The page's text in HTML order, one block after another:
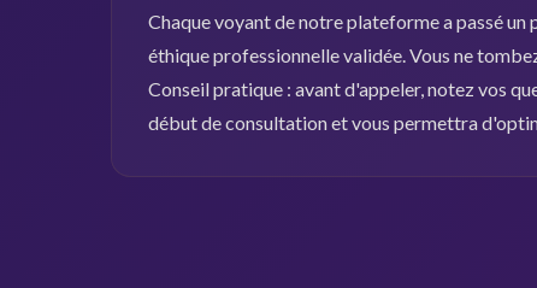
Chaque voyant de notre plateforme a passé
éthique professionnelle validée. Vous ne
Conseil pratique : avant d'appeler, notez vos
début de consultation et vous permettra